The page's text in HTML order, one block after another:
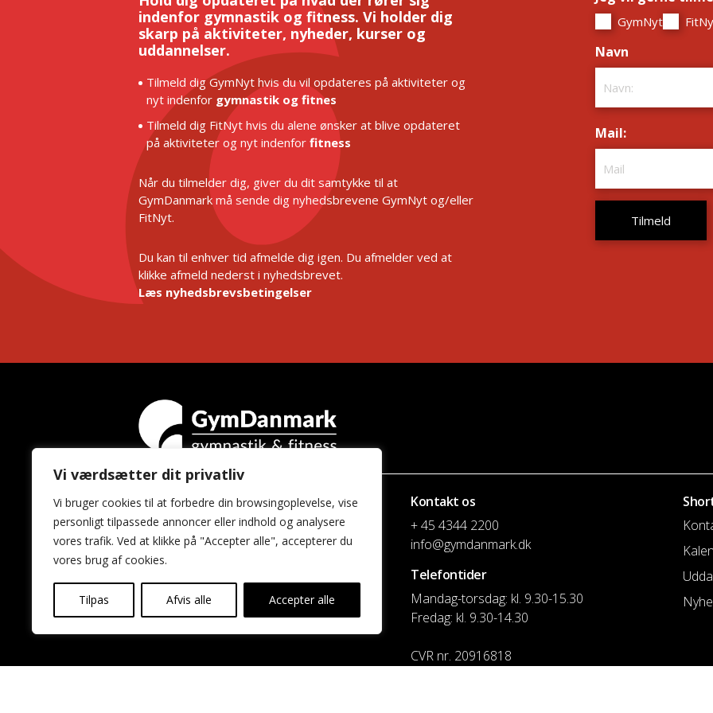
Vi værdsætter dit privatliv
Vi bruger cookies til at forbedre din browsingoplevelse, vise
personligt tilpassede annoncer eller indhold og analysere
vores trafik. Ved at klikke på "Accepter alle", accepterer du
vores brug af cookies.
Tilpas Afvis alle Accepter alle
indenfor gymnastik og fitness. Vi holder dig
skarp på aktiviteter, nyheder, kurser og
uddannelser.
Tilmeld dig GymNyt hvis du vil opdateres på aktiviteter og
nyt indenfor gymnastik og fitnes
Tilmeld dig FitNyt hvis du alene ønsker at blive opdateret
på aktiviteter og nyt indenfor fitness
Når du tilmelder dig, giver du dit samtykke til at
GymDanmark må sende dig nyhedsbrevene GymNyt og/eller
FitNyt.
Du kan til enhver tid afmelde dig igen. Du afmelder ved at
klikke afmeld nederst i nyhedsbrevet.
Læs nyhedsbrevsbetingelser
GymNyt
Navn
Mail:
GymDanmark
Idrættens Hus
Brøndby Stadion 20
2605 Brøndby
Kontakt os
+ 45 4344 2200
info@gymdanmark.dk
Telefontider
Mandag-torsdag: kl. 9.30-15.30
Fredag: kl. 9.30-14.30
CVR nr. 20916818